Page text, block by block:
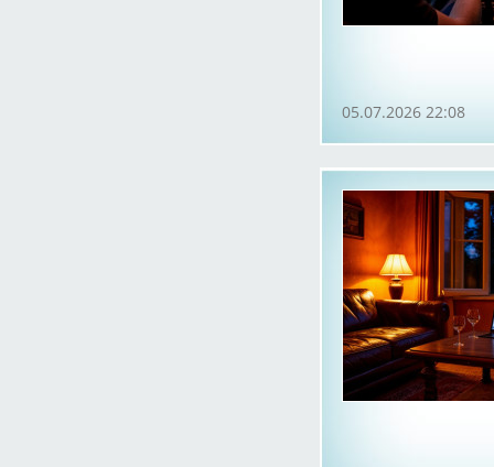
05.07.2026 22:08